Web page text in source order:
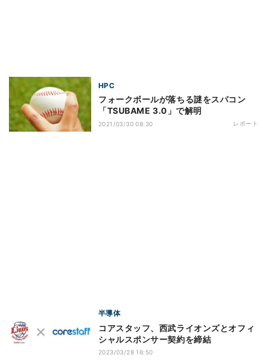
HPC
フォークボールが落ちる謎をスパコン
「TSUBAME 3.0」で解明
2021/03/30 08:30 レポート
半導体
コアスタッフ、西武ライオンズとオフィ
シャルスポンサー契約を締結
2023/03/28 16:50